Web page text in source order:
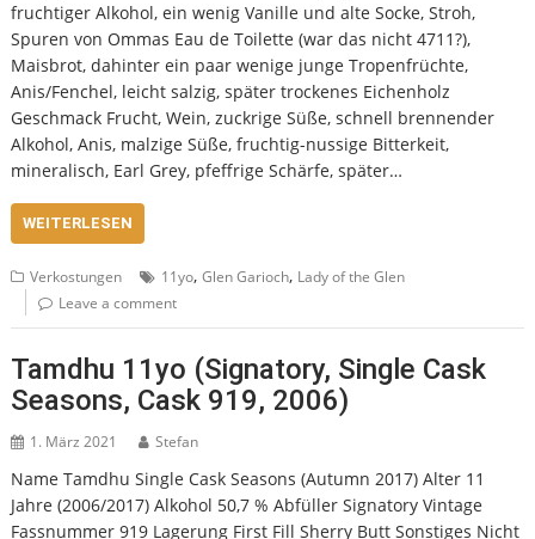
fruchtiger Alkohol, ein wenig Vanille und alte Socke, Stroh,
Spuren von Ommas Eau de Toilette (war das nicht 4711?),
Maisbrot, dahinter ein paar wenige junge Tropenfrüchte,
Anis/Fenchel, leicht salzig, später trockenes Eichenholz
Geschmack Frucht, Wein, zuckrige Süße, schnell brennender
Alkohol, Anis, malzige Süße, fruchtig-nussige Bitterkeit,
mineralisch, Earl Grey, pfeffrige Schärfe, später…
WEITERLESEN
Verkostungen 11yo,Glen Garioch, Lady of the Glen
Leave a comment
Tamdhu 11yo (Signatory, Single Cask
Seasons, Cask 919, 2006)
1. März 2021 Stefan
Name Tamdhu Single Cask Seasons (Autumn 2017) Alter 11
Jahre (2006/2017) Alkohol 50,7 % Abfüller Signatory Vintage
Fassnummer 919 Lagerung First Fill Sherry Butt Sonstiges Nicht